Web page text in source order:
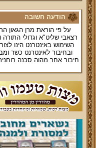
הודעה חשובה
על פי הוראת מרן הגאון
רצאבי שליט"א וגדולי התורה
השימוש באינטרנט הינו
ובחיבור לאינטרנט כשר
חיבור אחר מהוה סכנה רוחנית